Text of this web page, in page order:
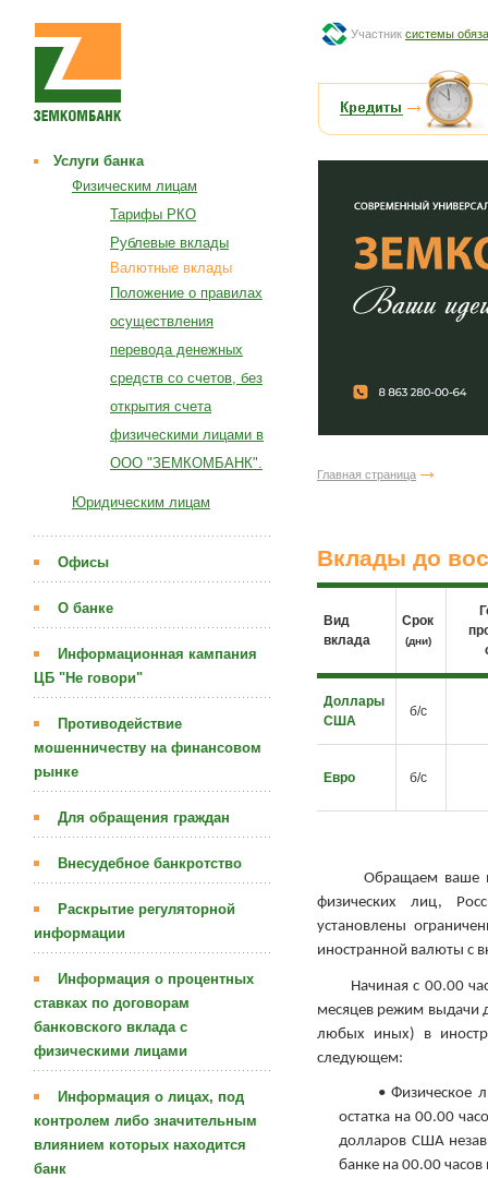
Участник системы
Услуги банка
Физическим лицам
Тарифы РКО
Рублевые вклады
Валютные вклады
Положение о правилах
осуществления
перевода денежных
средств со счетов, без
открытия счета
физическими лицами в
ООО "ЗЕМКОМБАНК".
Юридическим лицам
Офисы
О банке
Информационная кампания
ЦБ "Не говори"
Противодействие
мошенничеству на финансовом
рынке
Для обращения граждан
Внесудебное банкротство
Раскрытие регуляторной
информации
Информация о процентных
ставках по договорам
банковского вклада с
физическими лицами
Информация о лицах, под
контролем либо значительным
влиянием которых находится
банк
Главная страница
Вклады до
Вид
вклада
Срок
(дни)
Доллары
США
б/с
Евро б/с
Обращаем ваше
физических лиц,
установлены
иностранной валюты с
Начиная с 00.00
месяцев режим выдачи
любых иных) в
следующем:
• Физическое
остатка на 00.00
долларов США
банке на 00.00